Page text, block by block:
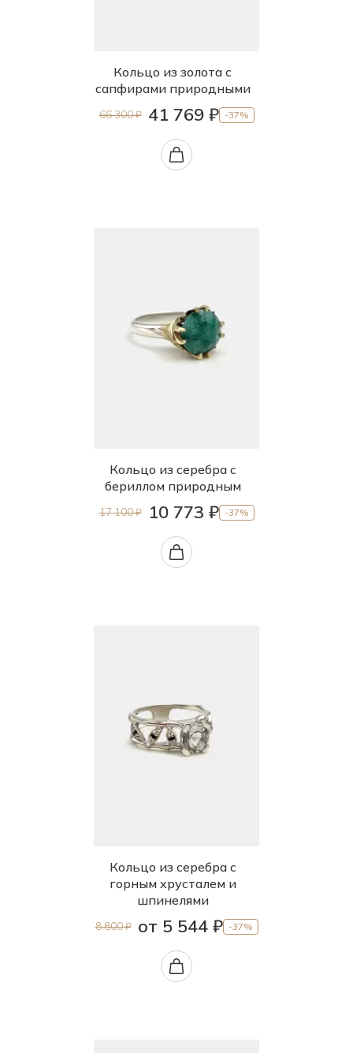
Кольцо из золота с
сапфирами природными
66 300 ₽ 41 769 ₽ -37%
Кольцо из серебра с
бериллом природным
17 100 ₽ 10 773 ₽ -37%
Кольцо из серебра с
горным хрусталем и
шпинелями
8 800 ₽ от 5 544 ₽ -37%